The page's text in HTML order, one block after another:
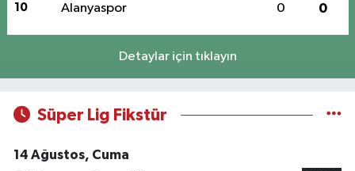
10 Alanyaspor 0 0
Detaylar için tıklayın
Süper Lig Fikstür
14 Ağustos, Cuma